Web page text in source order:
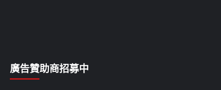
廣告贊助商招募中